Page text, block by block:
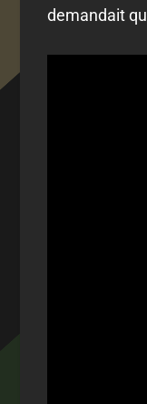
demandait